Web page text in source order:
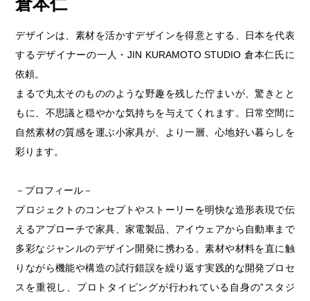
デザインは、素材を活かすデザインを得意とする、日本を代表
するデザイナーの一人・JIN KURAMOTO STUDIO 倉本仁氏に
依頼。
まるで丸太そのもののような野趣を残した佇まいが、驚きとと
もに、不思議と穏やかな気持ちを与えてくれます。日常空間に
自然素材の質感を運ぶ小家具が、より一層、心地好い暮らしを
彩ります。
－プロフィール－
プロジェクトのコンセプトやストーリーを明快な造形表現で伝
えるアプローチで家具、家電製品、アイウェアから自動車まで
多彩なジャンルのデザイン開発に携わる。素材や材料を直に触
りながら機能や構造の試行錯誤を繰り返す実践的な開発プロセ
スを重視し、プロトタイピングが行われている自身の”スタジ